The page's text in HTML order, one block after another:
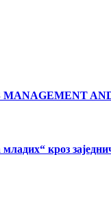
MANAGEMENT
кроз